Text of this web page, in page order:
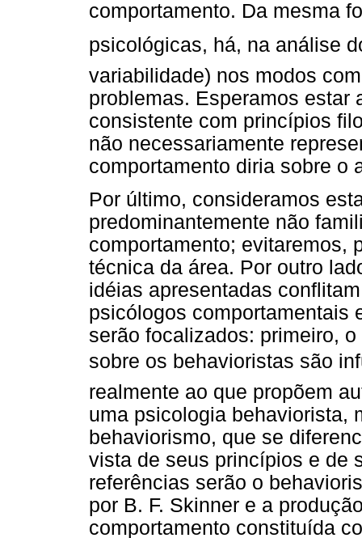
comportamento. Da mesma
psicológicas, há, na análise
variabilidade) nos modos
problemas. Esperamos estar
consistente com princípios
não necessariamente
comportamento diria sobre o
Por último, consideramos
predominantemente não
comportamento; evitaremos,
técnica da área. Por outro
idéias apresentadas
psicólogos comportamentais
serão focalizados: primeiro,
sobre os behavioristas são
realmente ao que propõem
uma psicologia behaviorista,
behaviorismo, que se
vista de seus princípios e de
referências serão o
por B. F. Skinner e a
comportamento constituída